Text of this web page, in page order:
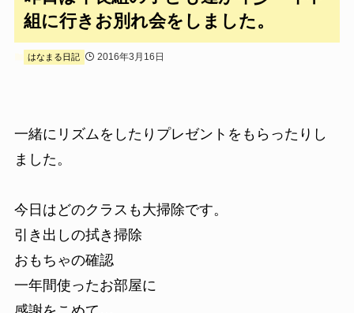
組に行きお別れ会をしました。
はなまる日記 2016年3月16日
一緒にリズムをしたりプレゼントをもらったりし
ました。
今日はどのクラスも大掃除です。
引き出しの拭き掃除
おもちゃの確認
一年間使ったお部屋に